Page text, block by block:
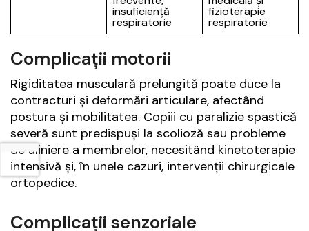
insuficiență
respiratorie
fizioterapie
respiratorie
Complicații motorii
Rigiditatea musculară prelungită poate duce la
contracturi și deformări articulare, afectând
postura și mobilitatea. Copiii cu paralizie spastică
severă sunt predispuși la scolioză sau probleme
de aliniere a membrelor, necesitând kinetoterapie
intensivă și, în unele cazuri, intervenții chirurgicale
ortopedice.
Complicații senzoriale